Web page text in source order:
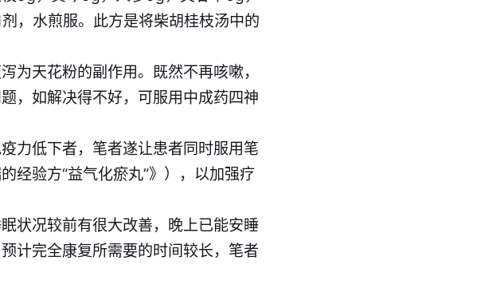
，水煎服。此方是将柴胡桂枝汤中的
为天花粉的副作用。既然不再咳嗽，
，如解决得不好，可服用中成药四神
力低下者，笔者遂让患者同时服用笔
经验方“益气化瘀丸”》 ），以加强疗
状况较前有很大改善，晚上已能安睡
计完全康复所需要的时间较长，笔者